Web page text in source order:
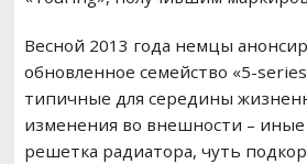
Весной 2013 года немцы
обновленное семейство «5-
типичные для середины
изменения во внешности –
решетка радиатора, чуть